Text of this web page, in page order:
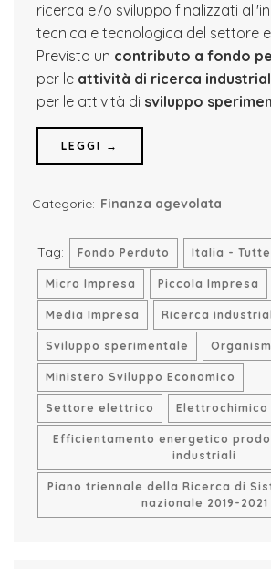
ricerca e7o sviluppo finalizzati
tecnica e tecnologica del settore
Previsto un contributo a fondo
per le attività di ricerca
per le attività di sviluppo
LEGGI →
Categorie: Finanza agevolata
Tag: Fondo Perduto Italia -
Micro Impresa Piccola Impresa
Media Impresa Ricerca
Sviluppo sperimentale
Ministero Sviluppo Economico
Settore elettrico Elettrochimico
Efficientamento energetico
industriali
Piano triennale della Ricerca di
nazionale 2019-2021